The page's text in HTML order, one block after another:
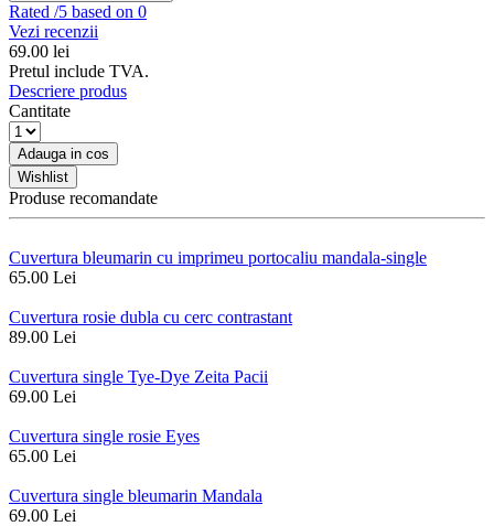
Rated /5 based on 0
Vezi recenzii
69.00 lei
Pretul include TVA.
Descriere produs
Cantitate
Adauga in cos
Wishlist
Produse recomandate
Cuvertura bleumarin cu imprimeu portocaliu mandala-single
65.00 Lei
Cuvertura rosie dubla cu cerc contrastant
89.00 Lei
Cuvertura single Tye-Dye Zeita Pacii
69.00 Lei
Cuvertura single rosie Eyes
65.00 Lei
Cuvertura single bleumarin Mandala
69.00 Lei